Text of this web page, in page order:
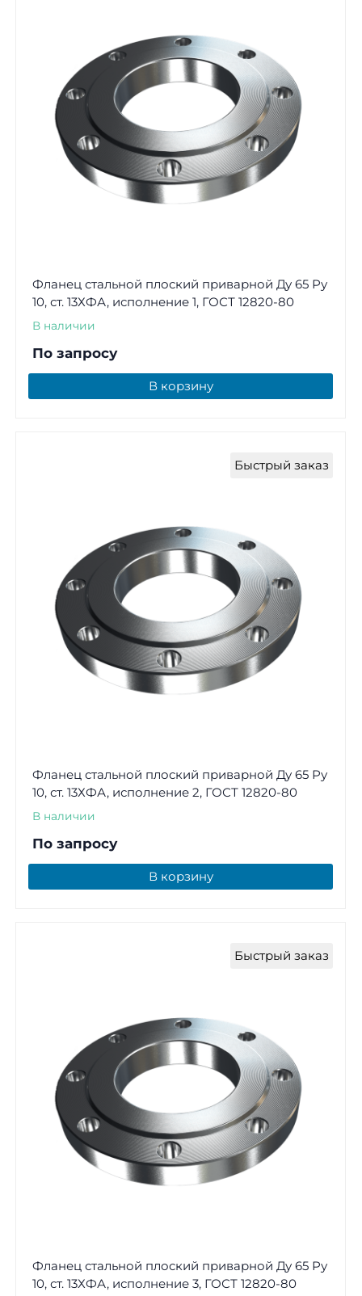
Фланец стальной плоский приварной Ду 65 Ру
10, ст. 13ХФА, исполнение 1, ГОСТ 12820-80
В наличии
По запросу
В корзину
Быстрый заказ
Фланец стальной плоский приварной Ду 65 Ру
10, ст. 13ХФА, исполнение 2, ГОСТ 12820-80
В наличии
По запросу
В корзину
Быстрый заказ
Фланец стальной плоский приварной Ду 65 Ру
10, ст. 13ХФА, исполнение 3, ГОСТ 12820-80